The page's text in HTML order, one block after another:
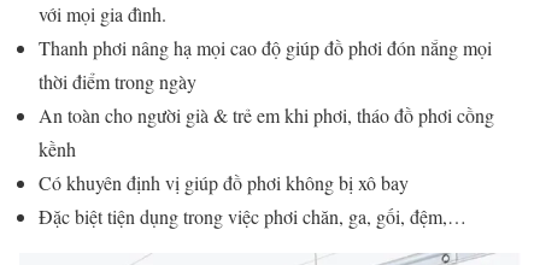
với mọi gia đình.
Thanh phơi nâng hạ mọi cao độ giúp đồ phơi đón nắng mọi
thời điểm trong ngày
An toàn cho người già & trẻ em khi phơi, tháo đồ phơi cồng
kềnh
Có khuyên định vị giúp đồ phơi không bị xô bay
Đặc biệt tiện dụng trong việc phơi chăn, ga, gối, đệm,…